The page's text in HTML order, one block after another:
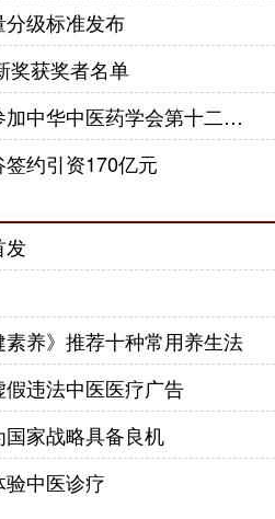
级标准发布
奖获奖者名单
付正良传承工作室成员参加中华中医药学会第十二届李时珍医药论坛
约引资170亿元
发
素养》推荐十种常用养生法
违法中医医疗广告
家战略具备良机
中医诊疗